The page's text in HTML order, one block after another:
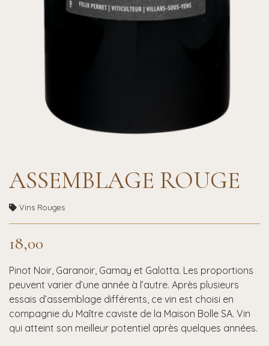
ASSEMBLAGE ROUGE
Vins Rouges
18,00
Pinot Noir, Garanoir, Gamay et Galotta. Les proportions
peuvent varier d’une année à l’autre. Après plusieurs
essais d’assemblage différents, ce vin est choisi en
compagnie du Maître caviste de la Maison Bolle SA. Vin
qui atteint son meilleur potentiel après quelques années.